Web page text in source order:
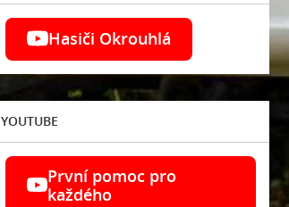
Hasiči Okrouhlá
YOUTUBE
První pomoc pro
každého